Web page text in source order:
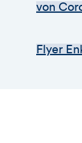
von
Flyer